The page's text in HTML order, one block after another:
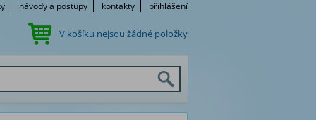
návody a postupy kontakty přihlášení
V košíku nejsou žádné položky